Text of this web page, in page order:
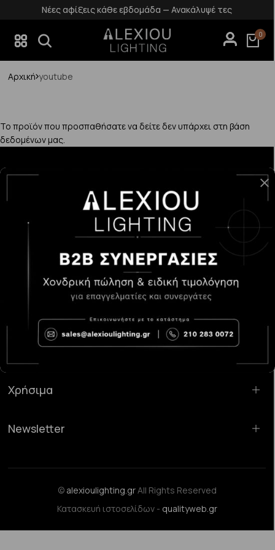
Νέες αφίξεις κάθε εβδομάδα — Ανακάλυψέ τες
0
Αρχική youtube
Το προϊόν που προσπαθήσατε να δείτε δεν υπάρχει στη βάση
δεδομένων μας.
Κατάστημα Χαλάνδρι:Σαρανταπόρου 55, 15232, Χαλάνδρι
sales@alexioulighting.gr
210 283 0072
6983123181
Χρήσιμα
Newsletter
© alexioulighting.grAll Rights Reserved
Κατασκευή ιστοσελίδων - qualityweb.gr